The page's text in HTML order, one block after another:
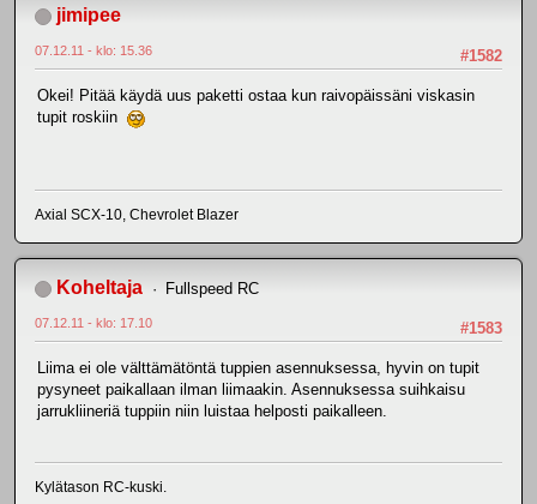
jimipee
#1582
07.12.11 - klo: 15.36
Okei! Pitää käydä uus paketti ostaa kun raivopäissäni viskasin
tupit roskiin
Axial SCX-10, Chevrolet Blazer
Koheltaja Fullspeed RC
#1583
07.12.11 - klo: 17.10
Liima ei ole välttämätöntä tuppien asennuksessa, hyvin on tupit
pysyneet paikallaan ilman liimaakin. Asennuksessa suihkaisu
jarrukliineriä tuppiin niin luistaa helposti paikalleen.
Kylätason RC-kuski.